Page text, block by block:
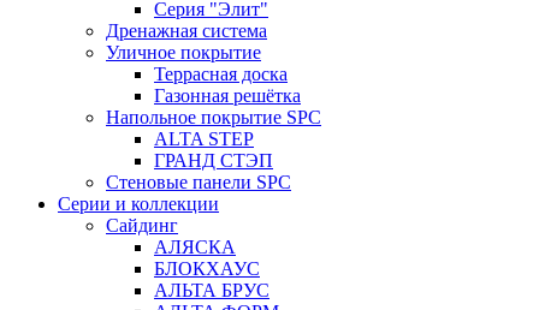
Серия "Элит"
Дренажная система
Уличное покрытие
Террасная доска
Газонная решётка
Напольное покрытие SPC
ALTA STEP
ГРАНД СТЭП
Стеновые панели SPC
Серии и коллекции
Сайдинг
АЛЯСКА
БЛОКХАУС
АЛЬТА БРУС